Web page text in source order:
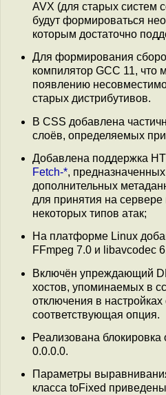
AVX (для старых систем
будут формироваться
которым достаточно
Для формирования
компилятор GCC 11, что
появлению
старых дистрибутивов.
В CSS добавлена
слоёв, определяемых
Добавлена поддержка
Fetch-*,
дополнительных
для принятия на
некоторых типов атак;
На платформе Linux
FFmpeg 7.0 и libavcodec
Включён упреждающий
хостов, упоминаемых в
отключения в
соответствующая опция.
Реализована
0.0.0.0.
Параметры
класса toFixed